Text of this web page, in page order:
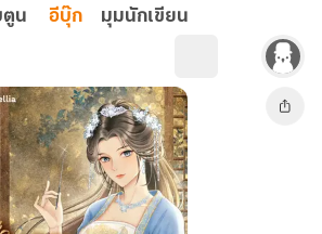
ตูน อีบุ๊ก มุมนักเขียน